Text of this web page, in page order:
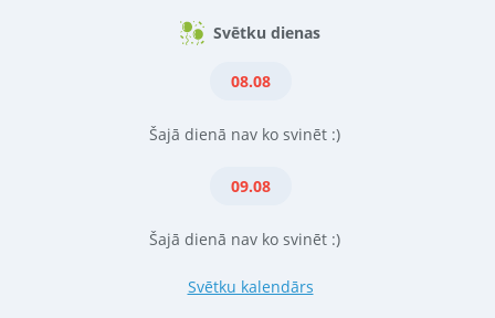
Svētku dienas
08.08
Šajā dienā nav ko svinēt :)
09.08
Šajā dienā nav ko svinēt :)
Svētku kalendārs